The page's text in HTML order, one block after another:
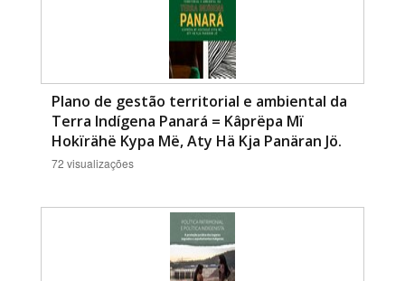
Plano de gestão territorial e ambiental da
Terra Indígena Panará = Kâprëpa Mï
Hokïrähë Kypa Më, Aty Hä Kja Panäran Jö.
72 visualizações